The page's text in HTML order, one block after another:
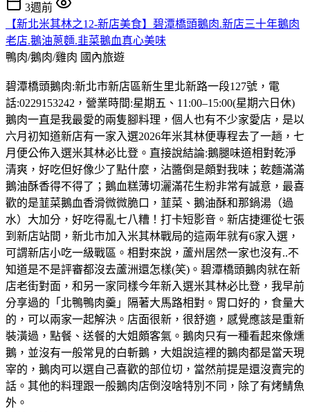
3週前
【新北米其林之12-新店美食】碧潭橋頭鵝肉.新店三十年鵝肉
老店.鵝油蔥麵.韭菜鵝血真心美味
鴨肉/鵝肉/雞肉 國內旅遊
碧潭橋頭鵝肉:新北市新店區新生里北新路一段127號，電
話:0229153242，營業時間:星期五、11:00–15:00(星期六日休)
鵝肉一直是我最愛的兩隻腳料理，個人也有不少家愛店，是以
六月初知道新店有一家入選2026年米其林便專程去了一趟，七
月便公佈入選米其林必比登。直接說結論:鵝腿味道相對乾淨
清爽，好吃但好像少了點什麼，沾醬倒是頗對我味；乾麵滿滿
鵝油酥香得不得了；鵝血糕薄切灑滿花生粉非常有誠意，最喜
歡的是韮菜鵝血香滑微微脆口，韮菜、鵝油酥和那鍋湯（過
水）大加分，好吃得亂七八糟！打卡短影音。新店捷運從七張
到新店站間，新北市加入米其林戰局的這兩年就有6家入選，
可謂新店小吃一級戰區。相對來說，蘆州居然一家也沒有..不
知道是不是評審都沒去蘆洲還怎樣(笑)。碧潭橋頭鵝肉就在新
店老街對面，和另一家同樣今年新入選米其林必比登，我早前
分享過的「北鴨鴨肉羹」隔著大馬路相對。胃口好的，食量大
的，可以兩家一起解決。店面很新，很舒適，感覺應該是重新
裝潢過，點餐、送餐的大姐頗客氣。鵝肉只有一種看起來像燻
鵝，並沒有一般常見的白斬鵝，大姐說這裡的鵝肉都是當天現
宰的，鵝肉可以選自己喜歡的部位切，當然前提是還沒賣完的
話。其他的料理跟一般鵝肉店倒沒啥特別不同，除了有烤鯖魚
外。